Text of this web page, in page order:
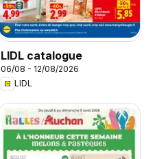
LIDL catalogue
06/08 - 12/08/2026
LIDL